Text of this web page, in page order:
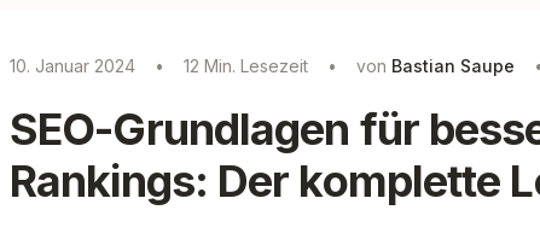
10. Januar 2024 • 12 Min. Lesezeit • von Bastian Saupe •
SEO-Grundlagen für
Rankings: Der komplette